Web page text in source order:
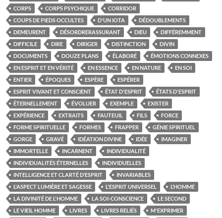
CORPS
CORPS PSYCHIQUE
CORRIDOR
COUPS DE PIEDS OCCULTES
D'UN IOTA
DÉDOUBLEMENTS
DEMEURENT
DÉSORDRERASSURANT DIEU
DIFFÉREMMENT
DIFFICILE
DIRE DIRIGER DISTINCTION
DIVIN
DOCUMENTS
DOUZE PLANS ÉLABORÉ
ÉMOTIONS CONNEXES
EN ESPRIT ET EN VÉRITÉ
EN ESSENCE EN NATURE
EN SOI
ENTIER
ÉPOQUES ESPÈRE
ESPÉRER
ESPRIT VIVANT ET CONSCIENT
ÉTAT D'ESPRIT
ÉTATS D'ESPRIT
ÉTERNELLEMENT
ÉVOLUER EXEMPLE
EXISTER
EXPÉRIENCE
EXTRAITS FAUTEUIL FILS
FORCE
FORME SPIRITUELLE
FORMES FRAPPER
GÉNIE SPIRITUEL
GORGE
GRAVÉ IDÉATION DIVINE IDÉE
IMAGINER
IMMORTELLE
INCARNENT
INDIVIDUALITÉ
INDIVIDUALITÉS ÉTERNELLES
INDIVIDUELLES
INTELLIGENCE ET CLARTÉ D’ESPRIT
INVARIABLES
L'ASPECT LUMIÈRE ET SAGESSE
L'ESPRIT UNIVERSEL
L’HOMME
LA DIVINITÉ DE L'HOMME
LA SOI-CONSCIENCE
LE SECOND
LE VIEIL HOMME
LIVRES LIVRES RELIÉS
M'EXPRIMER